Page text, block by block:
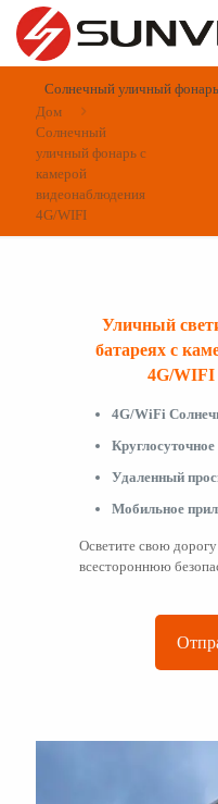
Солнечный уличный
Дом
Солнечный
уличный фонарь с
камерой
видеонаблюдения
4G/WIFI
Уличный
батареях с
4G/WIFI
4G/WiFi
Удаленный
Мобильное
Осветите свою
всестороннюю